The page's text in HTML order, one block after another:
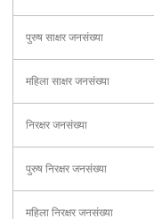
पुरुष साक्षर जनसंख्या
महिला साक्षर जनसंख्या
निरक्षर जनसंख्या
पुरुष निरक्षर जनसंख्या
महिला निरक्षर जनसंख्या